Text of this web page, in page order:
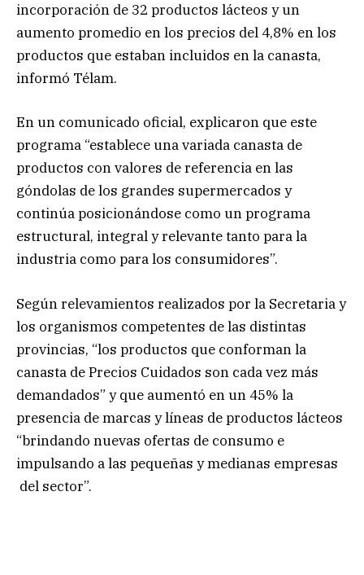
incorporación de 32 productos lácteos y un
aumento promedio en los precios del 4,8% en los
productos que estaban incluidos en la canasta,
informó Télam.
En un comunicado oficial, explicaron que este
programa “establece una variada canasta de
productos con valores de referencia en las
góndolas de los grandes supermercados y
continúa posicionándose como un programa
estructural, integral y relevante tanto para la
industria como para los consumidores”.
Según relevamientos realizados por la Secretaria y
los organismos competentes de las distintas
provincias, “los productos que conforman la
canasta de Precios Cuidados son cada vez más
demandados” y que aumentó en un 45% la
presencia de marcas y líneas de productos lácteos
“brindando nuevas ofertas de consumo e
impulsando a las pequeñas y medianas empresas
del sector”.